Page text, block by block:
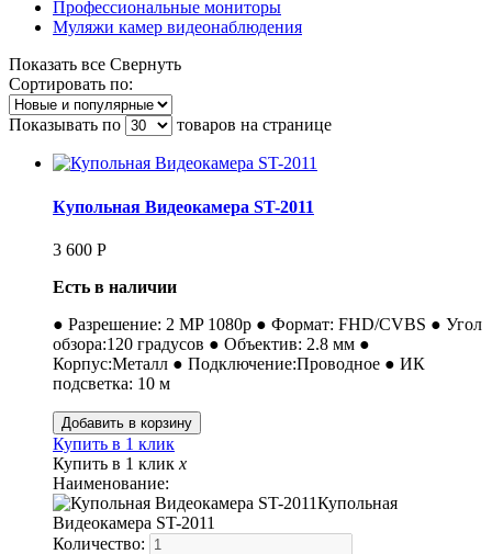
Профессиональные мониторы
Муляжи камер видеонаблюдения
Показать все Свернуть
Сортировать по:
Показывать по товаров на странице
Купольная Видеокамера ST-2011
3 600 Р
Есть в наличии
● Разрешение: 2 MP 1080p ● Формат: FHD/CVBS ● Угол
обзора:120 градусов ● Объектив: 2.8 мм ●
Корпус:Металл ● Подключение:Проводное ● ИК
подсветка: 10 м
Купить в 1 клик
Купить в 1 клик x
Наименование:
Купольная
Видеокамера ST-2011
Количество: